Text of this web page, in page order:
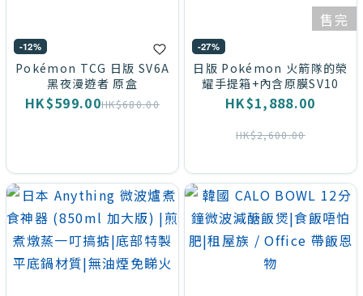
-12%
Pokémon TCG 日版 SV6A
黑夜漫遊者 原盒
HK$599.00HK$680.00
售完
-27%
日版 Pokémon 火箭隊的榮
耀手提箱+內含原膜SV10
HK$1,888.00
HK$2,600.00